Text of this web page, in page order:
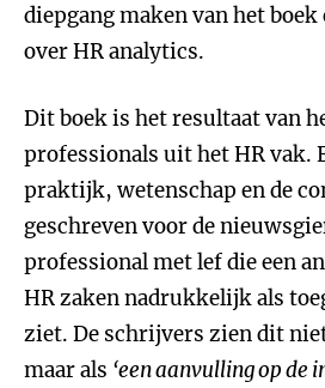
diepgang maken van het
over HR analytics.
Dit boek is het resultaat van
professionals uit het HR vak.
praktijk, wetenschap en de
geschreven voor de
professional met lef die een
HR zaken nadrukkelijk als
ziet. De schrijvers zien dit
maar als ‘een aanvulling op de